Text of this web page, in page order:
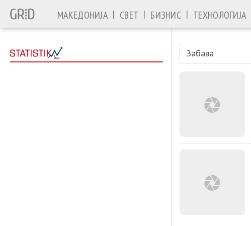
МАКЕДОНИЈА | СВЕТ | БИЗНИС | ТЕХНОЛОГИЈА